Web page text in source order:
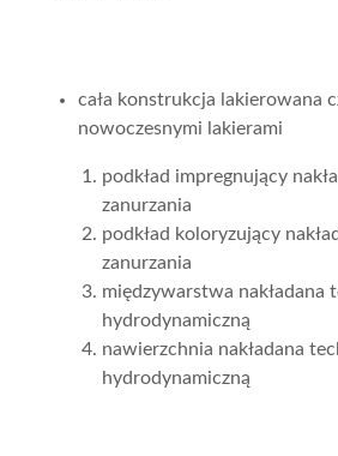
cała konstrukcja lakierowana
nowoczesnymi lakierami
podkład impregnujący
zanurzania
podkład koloryzujący
zanurzania
międzywarstwa nakładana
hydrodynamiczną
nawierzchnia nakładana
hydrodynamiczną